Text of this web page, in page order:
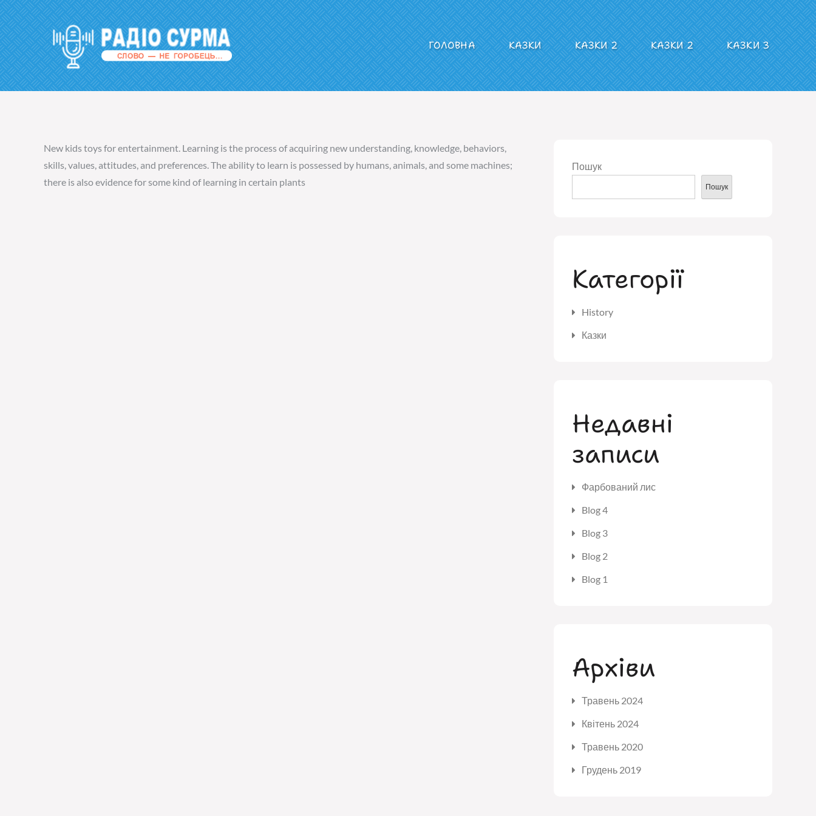
Перейти
до
вмісту
Радіо СУРМА
ГОЛОВНА КАЗКИ КАЗКИ 2 КАЗКИ 2 КАЗКИ 3
New kids toys for entertainment. Learning is the process of acquiring new understanding, knowledge, behaviors,
skills, values, attitudes, and preferences. The ability to learn is possessed by humans, animals, and some machines;
there is also evidence for some kind of learning in certain plants
Пошук
Пошук
Категорії
History
Казки
Недавні
записи
Фарбований лис
Blog 4
Blog 3
Blog 2
Blog 1
Архіви
Травень 2024
Квітень 2024
Травень 2020
Грудень 2019